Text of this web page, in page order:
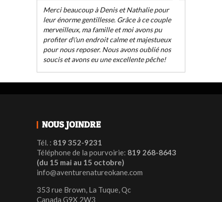
Merci beaucoup à Denis et Nathalie pour
leur énorme gentillesse. Grâce à ce couple
merveilleux, ma famille et moi avons pu
profiter d\'un endroit calme et majestueux
pour nous reposer. Nous avons oublié nos
soucis et avons eu une excellente pêche!
NOUS JOINDRE
Tél. : 819 352-9231
Téléphone de la pourvoirie: 819 268-8643
(du 15 mai au 15 octobre)
info@aventurenatureokane.com
353 rue Brown, La Tuque, Qc
Canada G9X 2W3